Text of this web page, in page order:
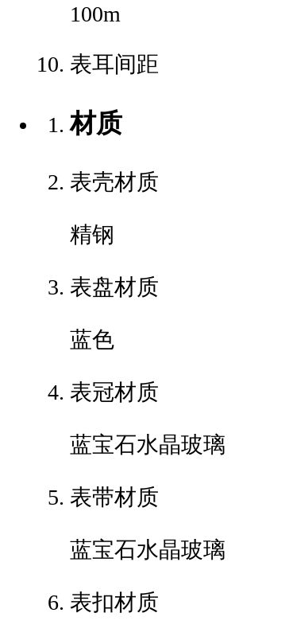
100m
表耳间距
材质
表壳材质
精钢
表盘材质
蓝色
表冠材质
蓝宝石水晶玻璃
表带材质
蓝宝石水晶玻璃
表扣材质